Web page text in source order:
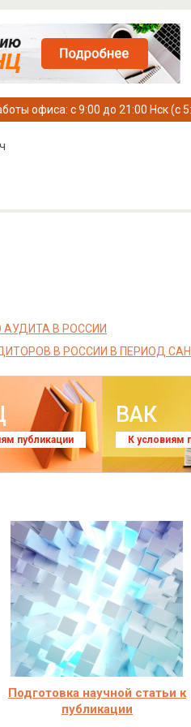
офиса: с 9:00 до 21:00 Нск (с
В РОССИИ
В РОССИИ В ПЕРИОД
публикации
ВАК
К условиям
Подготовка научной статьи к
публикации